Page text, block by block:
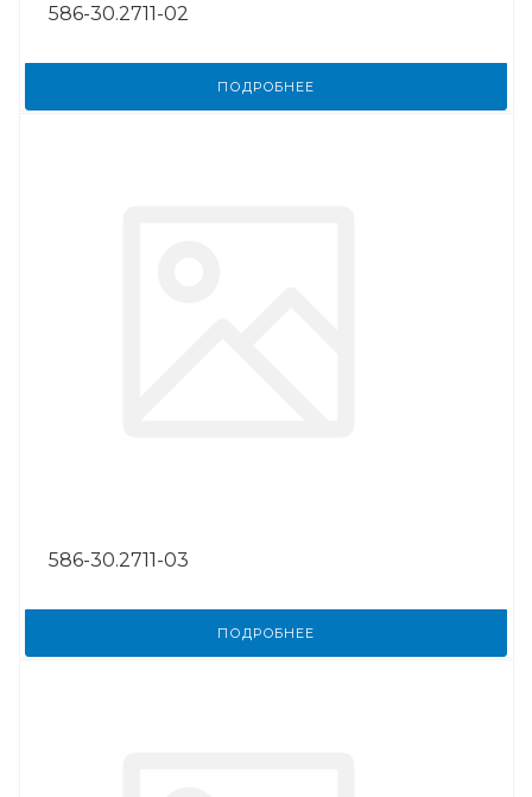
586-30.2711-02
ПОДРОБНЕЕ
586-30.2711-03
ПОДРОБНЕЕ